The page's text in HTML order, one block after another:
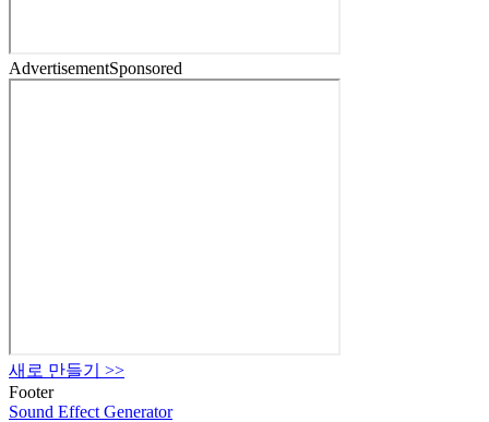
AdvertisementSponsored
새로 만들기
>>
Footer
Sound Effect Generator